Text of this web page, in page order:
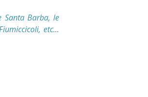
Santa Barba, le
etc...